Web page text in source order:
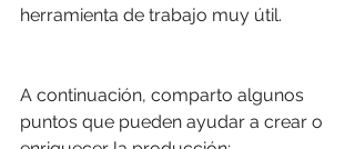
herramienta de trabajo muy útil.
A continuación, comparto algunos
puntos que pueden ayudar a crear o